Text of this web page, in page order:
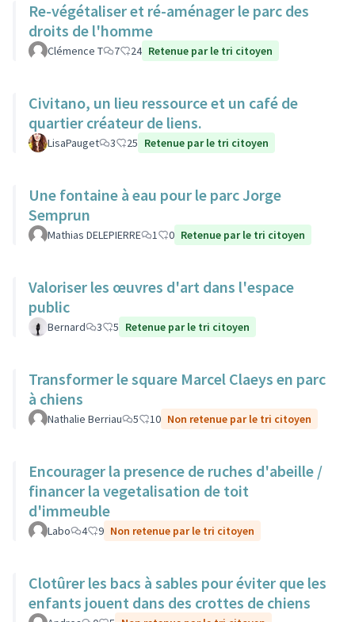
Re-végétaliser et ré-aménager le parc des
droits de l'homme
Clémence T 7 24 Retenue par le tri citoyen
Civitano, un lieu ressource et un café de
quartier créateur de liens.
LisaPauget 3 25 Retenue par le tri citoyen
Une fontaine à eau pour le parc Jorge
Semprun
Mathias DELEPIERRE 1 0 Retenue par le tri citoyen
Valoriser les œuvres d'art dans l'espace
public
Bernard 3 5 Retenue par le tri citoyen
Transformer le square Marcel Claeys en parc
à chiens
Nathalie Berriau 5 10 Non retenue par le tri citoyen
Encourager la presence de ruches d'abeille /
financer la vegetalisation de toit
d'immeuble
Labo 4 9 Non retenue par le tri citoyen
Clotûrer les bacs à sables pour éviter que les
enfants jouent dans des crottes de chiens